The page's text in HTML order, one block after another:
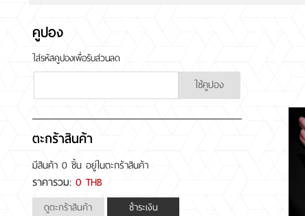
สินค้าประมูล
สั่งเพชร GIA นำเข้า
รีวิวลูกค้า
คูปอง
ใส่รหัสคูปองเพื่อรับส่วนลด
ใช้คูปอง
ตะกร้าสินค้า
มีสินค้า 0 ชิ้น อยู่ในตะกร้าสินค้า
ราคารวม: 0 THB
ดูตะกร้าสินค้า ชำระเงิน